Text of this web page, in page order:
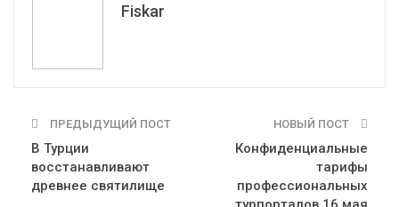
Fiskar
ПРЕДЫДУЩИЙ ПОСТ
В Турции
восстанавливают
древнее святилище
НОВЫЙ ПОСТ
Конфиденциальные
тарифы
профессиональных